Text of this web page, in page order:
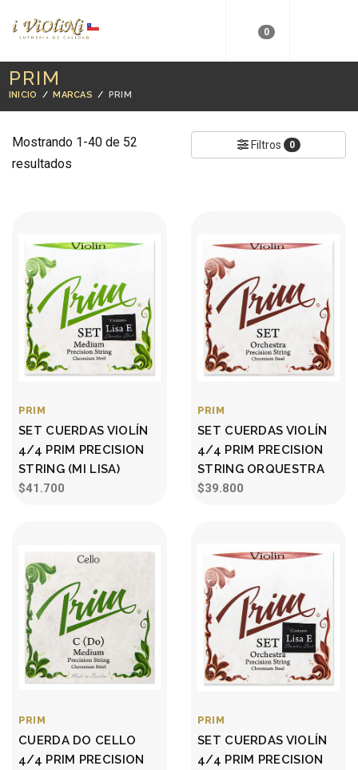
0
PRIM
INICIO /MARCAS / PRIM
Mostrando 1-40 de 52
resultados
Filtros 0
PRIM
SET CUERDAS VIOLÍN
4/4 PRIM PRECISION
STRING (MI LISA)
$41.700
PRIM
SET CUERDAS VIOLÍN
4/4 PRIM PRECISION
STRING ORQUESTRA
$39.800
PRIM
CUERDA DO CELLO
4/4 PRIM PRECISION
PRIM
SET CUERDAS VIOLÍN
4/4 PRIM PRECISION